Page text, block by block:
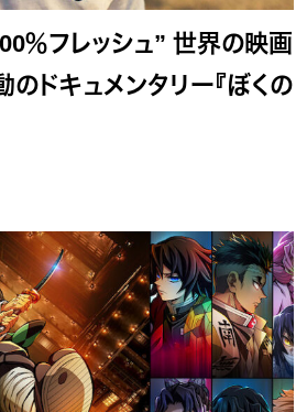
％フレッシュ” 世界の映画
ドキュメンタリー『ぼくの